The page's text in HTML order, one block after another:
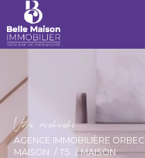
Vore recece
AGENCE IMMOBILIÈRE ORBEC
MAISON
T5 MAISON